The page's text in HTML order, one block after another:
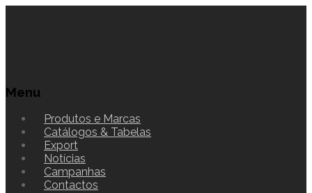
Menu
Produtos e Marcas
Catálogos & Tabelas
Export
Notícias
Campanhas
Contactos